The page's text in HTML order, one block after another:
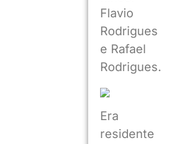
Flavio
Rodrigues
e Rafael
Rodrigues.
Era
residente